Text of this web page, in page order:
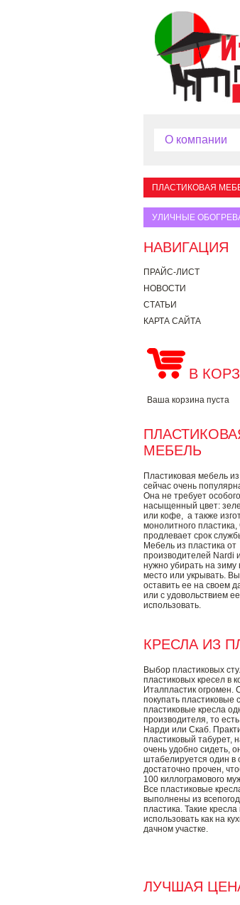
О компании
ПЛАСТИКОВАЯ
УЛИЧНЫЕ
НАВИГАЦИЯ
ПРАЙС-ЛИСТ
НОВОСТИ
СТАТЬИ
КАРТА САЙТА
В
Ваша корзина пуста
МЕБЕЛЬ
Пластиковая мебель
сейчас очень
Она не требует
насыщенный цвет:
или кофе, а также
монолитного пластика,
продлевает срок
Мебель из пластика от
производителей Nardi
нужно убирать на зиму
место или укрывать.
оставить ее на своем
или с удовольствием ее
использовать.
КРЕСЛА ИЗ
Выбор пластиковых
пластиковых кресел в
Италпластик огромен.
покупать пластиковые
пластиковые кресла
производителя, то
Нарди или Скаб.
пластиковый табурет,
очень удобно сидеть,
штабелируется один в
достаточно прочен,
100 киллограмового
Все пластиковые
выполнены из
пластика. Такие
использовать как на
дачном участке.
ЛУЧШАЯ